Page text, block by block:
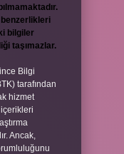
bilgiler
taşımazlar.
Bilgi
tarafından
hizmet
Ancak,